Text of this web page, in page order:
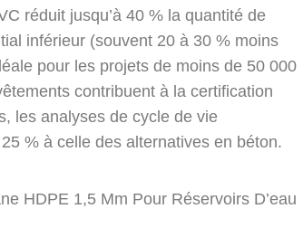
réduit jusqu’à 40 % la quantité de
inférieur (souvent 20 à 30 % moins
pour les projets de moins de 50 000
contribuent à la certification
les analyses de cycle de vie
% à celle des alternatives en béton.